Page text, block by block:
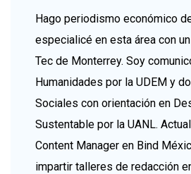
Hago periodismo económico
especialicé en esta área con
Tec de Monterrey. Soy
Humanidades por la UDEM y
Sociales con orientación en
Sustentable por la UANL.
Content Manager en Bind
impartir talleres de redacción